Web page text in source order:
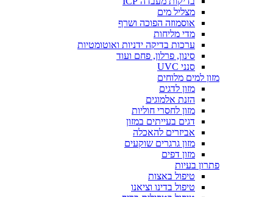
מצליל מים
אוסמוזה הפוכה ושרף
מדי מליחות
ערכות בדיקה ידניות ואוטומטיות
סינון, פרלון, פחם ועוד
סנני UVC
מזון למים מלוחים
מזון לדגים
הזנת אלמוגים
מזון לחסרי חוליות
דגים בעייתים במזון
אביזרים להאכלה
מזון גרגרים שוקעים
מזון דפים
פתרון בעיות
טיפול באצות
טיפול בדינו וציאנו